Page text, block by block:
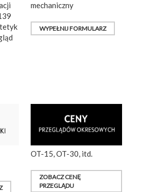
mechaniczny
WYPEŁNIJ FORMULARZ
OT-15, OT-30, itd.
ZOBACZ CENĘ
PRZEGLĄDU